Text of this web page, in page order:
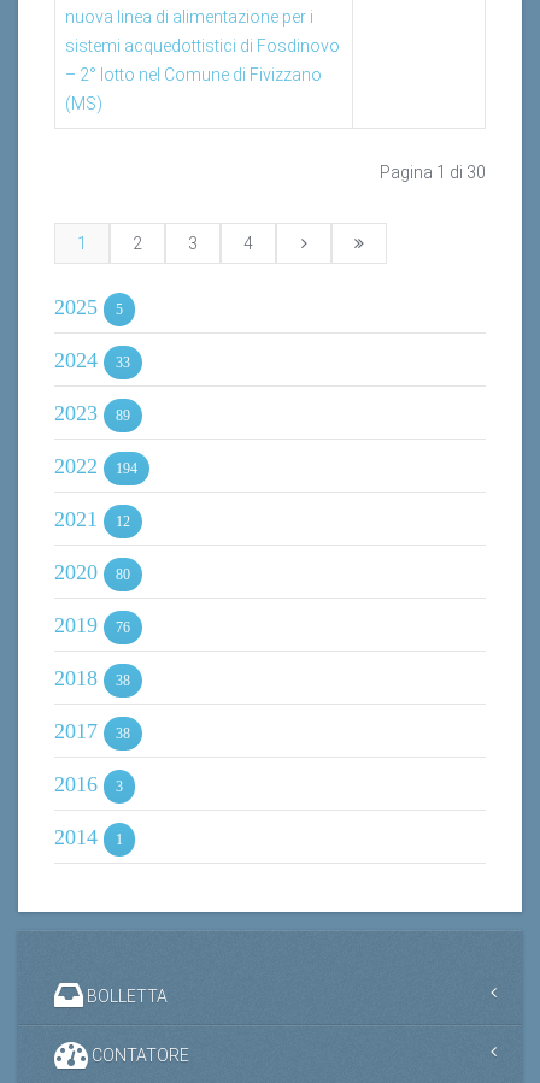
nuova linea di alimentazione per i
sistemi acquedottistici di Fosdinovo
– 2° lotto nel Comune di Fivizzano
(MS)
Pagina 1 di 30
1 2 3 4
2025 5
2024 33
2023 89
2022 194
2021 12
2020 80
2019 76
2018 38
2017 38
2016 3
2014 1
BOLLETTA
CONTATORE